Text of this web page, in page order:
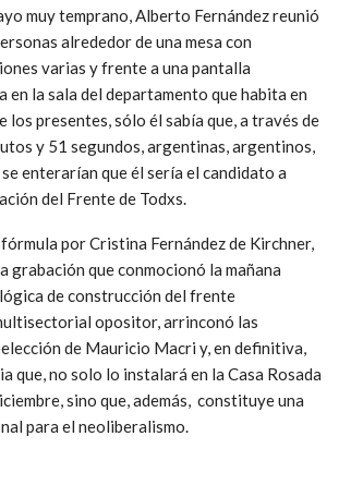
muy temprano, Alberto Fernández reunió
alrededor de una mesa con
varias y frente a una pantalla
la sala del departamento que habita en
los presentes, sólo él sabía que, a través de
y 51 segundos, argentinas, argentinos,
enterarían que él sería el candidato a
del Frente de Todxs.
por Cristina Fernández de Kirchner,
grabación que conmocionó la mañana
de construcción del frente
opositor, arrinconó las
de Mauricio Macri y, en definitiva,
que, no solo lo instalará en la Casa Rosada
sino que, además, constituye una
para el neoliberalismo.